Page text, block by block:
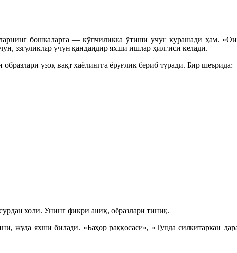
бошқаларга — кўпчиликка ўтиши учун курашади ҳам.
ззгуликлар учун қандайдир яхши ишлар ҳилгиси келади.
узоқ вақт хаёлингга ёруғлик бериб туради. Бир шеърида:
холи. Унинг фикри аниқ, образлари тиниқ.
жуда яхши билади. «Баҳор раққосаси», «Тунда силкитаркан